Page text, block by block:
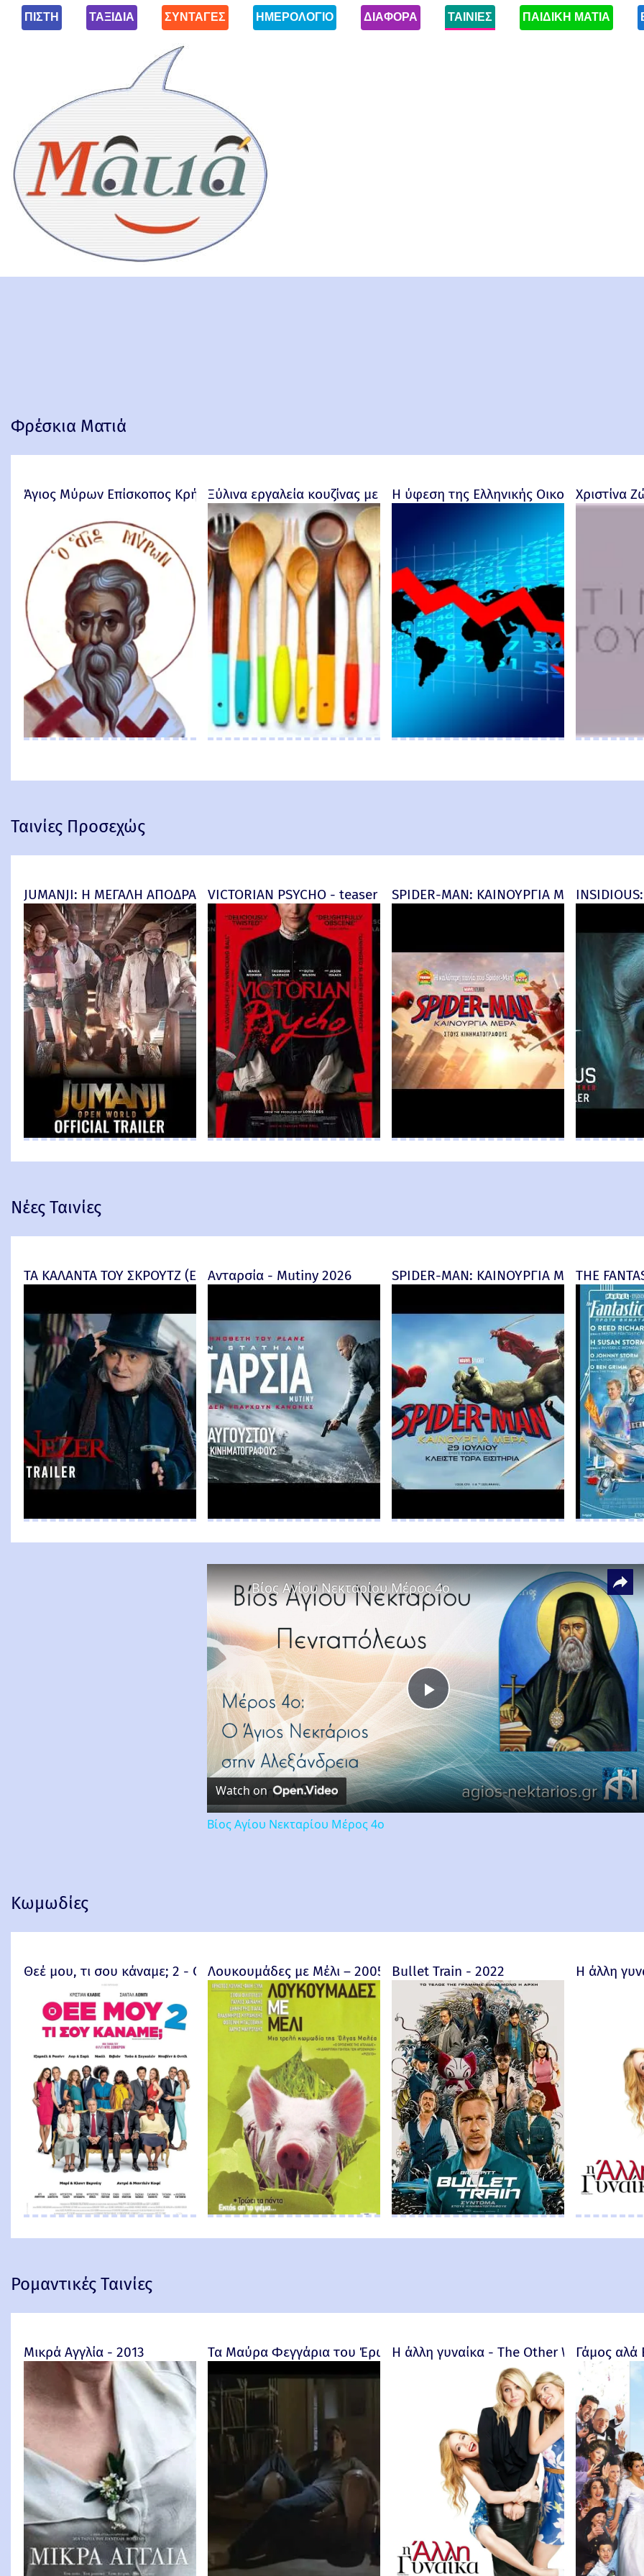
ΠΙΣΤΗ ΤΑΞΙΔΙΑ ΣΥΝΤΑΓΕΣ ΗΜΕΡΟΛΟΓΙΟ ΔΙΑΦΟΡΑ ΤΑΙΝΙΕΣ ΠΑΙΔΙΚΗ ΜΑΤΙΑ
Φρέσκια Ματιά
Άγιος Μύρων Επίσκοπος ΚρήτηςΞύλινα εργαλεία κουζίνας με προσωπικότηταΗ ύφεση της Ελληνικής Οικονομίας -
Χριστίνα
Ταινίες Προσεχώς
JUMANJI: Η ΜΕΓΑΛΗ ΑΠΟΔΡΑΣΗ (Jumanji: Open World) - official (μεταγλ)
VICTORIAN PSYCHO - teaser SPIDER-MAN: ΚΑΙΝΟΥΡΓΙΑ ΜΕΡΑ
Νέες Ταινίες
ΤΑ ΚΑΛΑΝΤΑ ΤΟΥ ΣΚΡΟΥΤΖ (Ebenezer) -Ανταρσία - Mutiny 2026 SPIDER-MAN: ΚΑΙΝΟΥΡΓΙΑ ΜΕΡΑTHE
×
Play
Video
Βίος Αγίου Νεκταρίου Μέρος 4ο
Watch on
Βίος Αγίου Νεκταρίου Μέρος 4ο
Κωμωδίες
Θεέ μου, τι σου κάναμε; 2 - Qu'est-ce qu'on a encore fait au Bon Dieu? - Trailer 2019 (Greek subs)
Λουκουμάδες με Μέλι – 2005 Bullet Train - 2022 Η άλλη
Ρομαντικές Ταινίες
Μικρά Αγγλία - 2013 Τα Μαύρα Φεγγάρια του Έρωτα - Bitter Moon – 1992
Η άλλη γυναίκα - The Other Woman –
Γάμος αλά